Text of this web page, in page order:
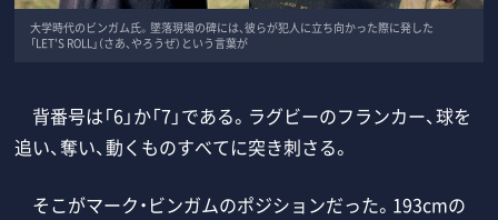
大学時代のビンガム氏。墜落現場の碑には、彼らが犯人に立ち向かった際に発した
「LET'S ROLL」（さあ、やろうぜ）という言葉が
背番号は「6」か「7」である。ラグビーのフランカー、球を
追い、奪い、動くものすべてに突き刺さる。
そこがマーク・ビンガムのポジションだった。193cmの